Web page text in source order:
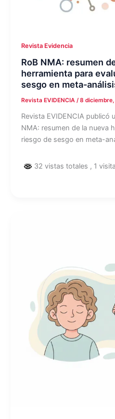
Revista Evidencia
RoB NMA: resumen
herramienta para
sesgo en meta-
Revista EVIDENCIA/8
Revista EVIDENCIA publicó
NMA: resumen de la nueva
riesgo de sesgo en meta-
32 vistas totales , 1